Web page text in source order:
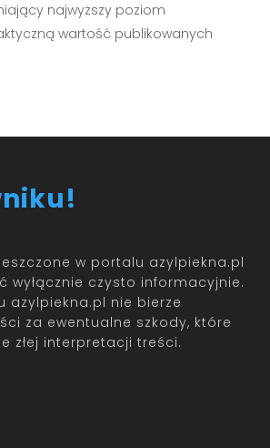
najwyższy poziom
wartość publikowanych
w portalu azylpiekna.pl
wyłącznie czysto informacyjnie.
azylpiekna.pl nie bierze
za ewentualne szkody, które
złej interpretacji treści.